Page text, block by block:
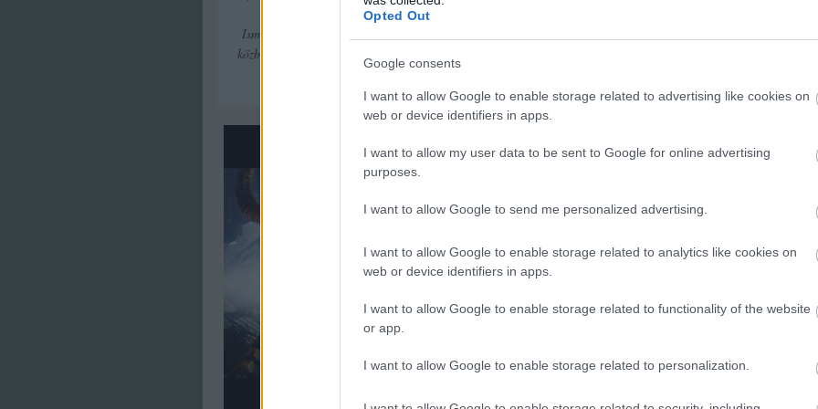
Opted Out
Google consents
I want to allow Google to enable storage related to advertising like cookies on
web or device identifiers in apps.
I want to allow my user data to be sent to Google for online advertising
purposes.
I want to allow Google to send me personalized advertising.
I want to allow Google to enable storage related to analytics like cookies on
web or device identifiers in apps.
I want to allow Google to enable storage related to functionality of the website
or app.
I want to allow Google to enable storage related to personalization.
Ismerős szuperhősök és szupergonoszok nagy találkozója a film, amely a szuperlátványos akciójelenetek
közben is szállítja azt, ami megkülönbözteti Pókembert az összes társától: a szellemes, lazán szórakoztató